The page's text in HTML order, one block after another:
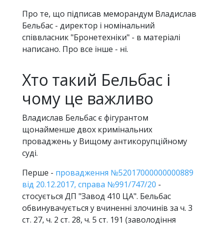
Про те, що підписав меморандум Владислав
Бельбас - директор і номінальний
співвласник "Бронетехніки" - в матеріалі
написано. Про все інше - ні.
Хто такий Бельбас і
чому це важливо
Владислав Бельбас є фігурантом
щонайменше двох кримінальних
проваджень у Вищому антикорупційному
суді.
Перше - провадження №52017000000000889
від 20.12.2017, справа №991/747/20 -
стосується ДП "Завод 410 ЦА". Бельбас
обвинувачується у вчиненні злочинів за ч. 3
ст. 27, ч. 2 ст. 28, ч. 5 ст. 191 (заволодіння